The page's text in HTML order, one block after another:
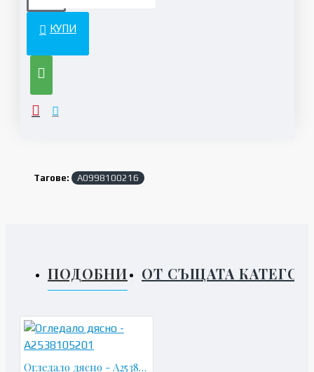
КУПИ
Тагове: A0998100216
ПОДОБНИ ОТ СЪЩАТА
Огледало дясно - A2538105201